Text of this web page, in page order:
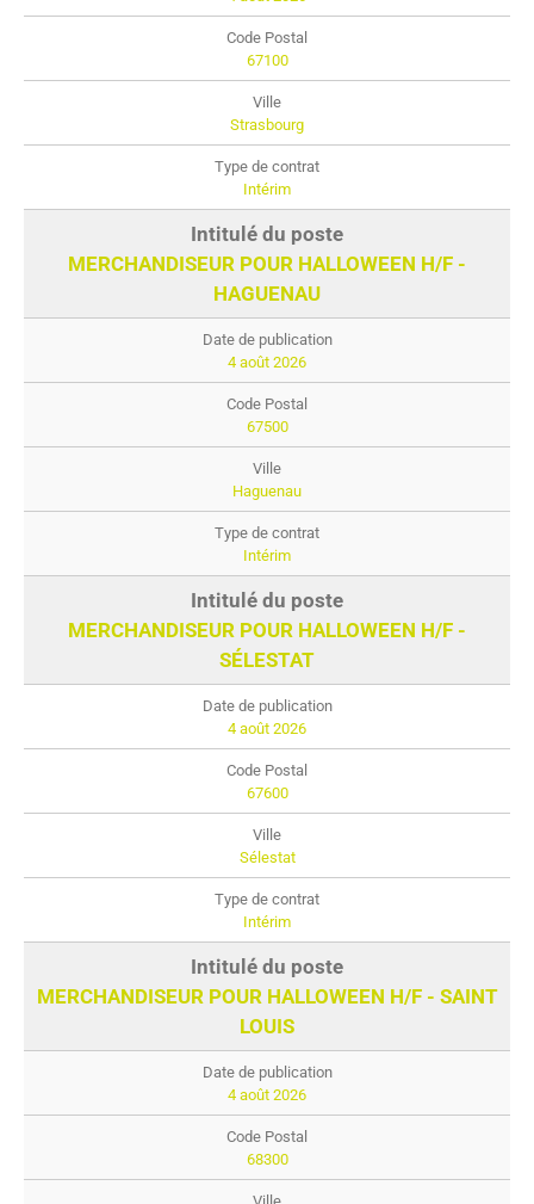
67100
Strasbourg
Intérim
MERCHANDISEUR POUR HALLOWEEN H/F -
HAGUENAU
4 août 2026
67500
Haguenau
Intérim
MERCHANDISEUR POUR HALLOWEEN H/F -
SÉLESTAT
4 août 2026
67600
Sélestat
Intérim
MERCHANDISEUR POUR HALLOWEEN H/F - SAINT
LOUIS
4 août 2026
68300